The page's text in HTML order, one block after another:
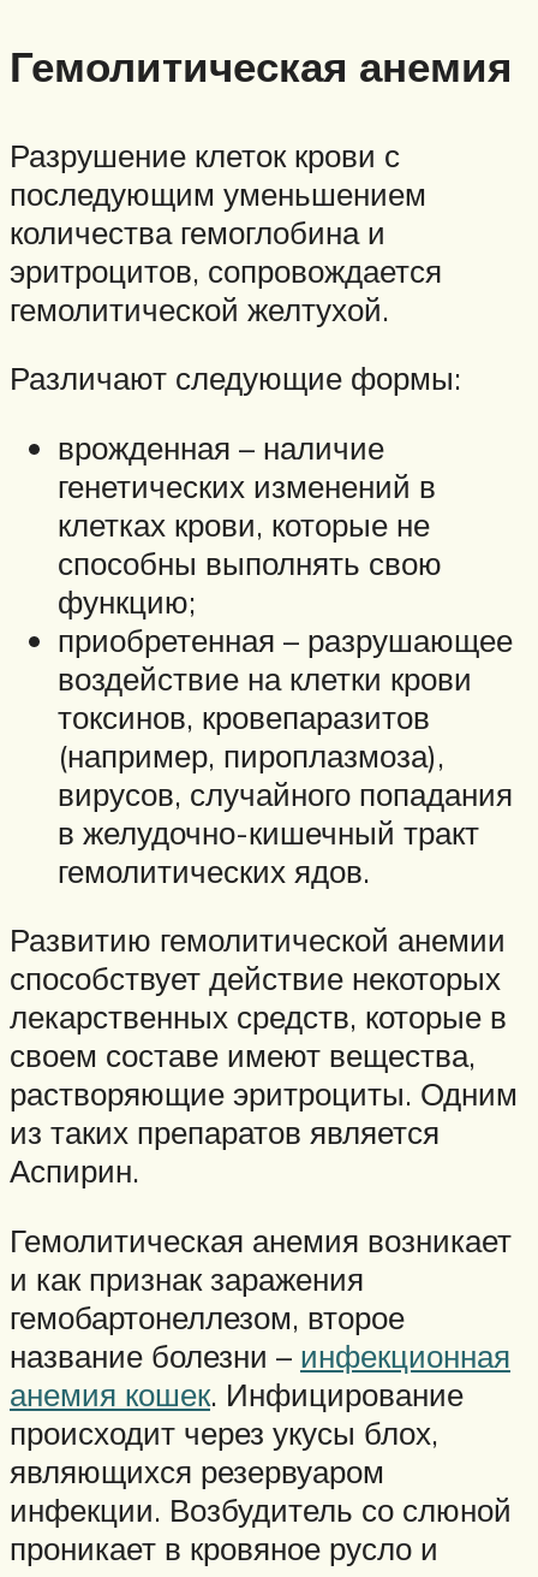
Гемолитическая анемия
Разрушение клеток крови с
последующим уменьшением
количества гемоглобина и
эритроцитов, сопровождается
гемолитической желтухой.
Различают следующие формы:
врожденная – наличие
генетических изменений в
клетках крови, которые не
способны выполнять свою
функцию;
приобретенная – разрушающее
воздействие на клетки крови
токсинов, кровепаразитов
(например, пироплазмоза),
вирусов, случайного попадания
в желудочно-кишечный тракт
гемолитических ядов.
Развитию гемолитической анемии
способствует действие некоторых
лекарственных средств, которые в
своем составе имеют вещества,
растворяющие эритроциты. Одним
из таких препаратов является
Аспирин.
Гемолитическая анемия возникает
и как признак заражения
гемобартонеллезом, второе
название болезни – инфекционная
анемия кошек. Инфицирование
происходит через укусы блох,
являющихся резервуаром
инфекции. Возбудитель со слюной
проникает в кровяное русло и